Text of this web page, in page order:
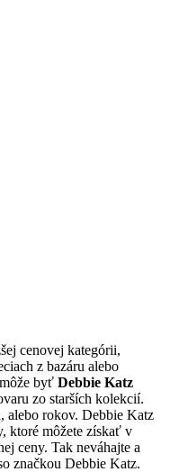
cenovej kategórii,
z bazáru alebo
byť Debbie Katz
zo starších kolekcií.
alebo rokov. Debbie Katz
ktoré môžete získať v
ceny. Tak neváhajte a
značkou Debbie Katz.